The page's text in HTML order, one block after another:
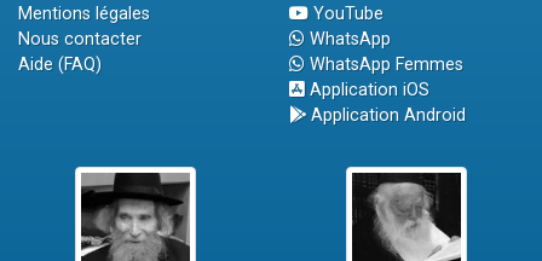
Mentions légales
Nous contacter
Aide (FAQ)
YouTube
WhatsApp
WhatsApp Femmes
Application iOS
Application Android